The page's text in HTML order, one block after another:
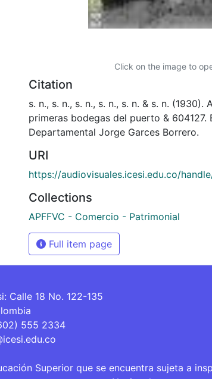
Click on the image to
Citation
s. n., s. n., s. n., s. n., s. n. & s. n.
primeras bodegas del puerto & 604127.
Departamental Jorge Garces Borrero.
URI
https://audiovisuales.icesi.edu.co/
Collections
APFFVC - Comercio - Patrimonial
Full item page
Calle 18 No. 122-135
555 2334
Superior que se encuentra sujeta a